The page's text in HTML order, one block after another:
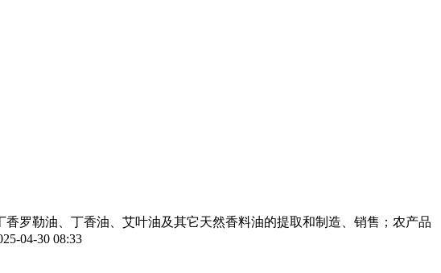
罗勒油、丁香油、艾叶油及其它天然香料油的提取和制造、销售；农产品
04-30 08:33